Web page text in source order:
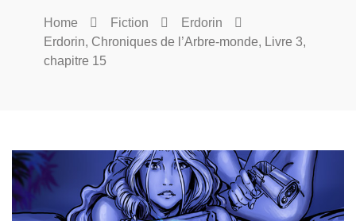
Home Fiction
Erdorin
Erdorin, Chroniques de l’Arbre-monde, Livre 3,
chapitre 15